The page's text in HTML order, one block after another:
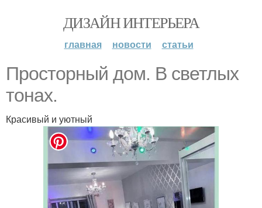
ДИЗАЙН ИНТЕРЬЕРА
главная новости статьи
Просторный дом. В светлых
тонах.
Красивый и уютный